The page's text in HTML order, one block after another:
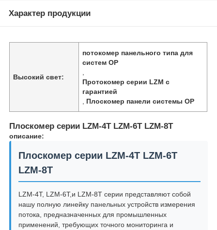
Характер продукции
Высокий свет:
потокомер панельного типа для
систем ОР
Протокомер серии LZM с
гарантией
Плоскомер панели системы ОР
Плоскомер серии LZM-4T LZM-6T LZM-8T
описание:
Плоскомер серии LZM-4T LZM-6T
LZM-8T
LZM-4T, LZM-6T,и LZM-8T серии представляют собой
нашу полную линейку панельных устройств измерения
потока, предназначенных для промышленных
применений, требующих точного мониторинга и